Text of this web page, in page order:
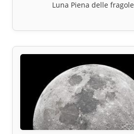
Luna Piena delle fragole